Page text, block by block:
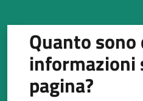
Quanto
informazioni
pagina?